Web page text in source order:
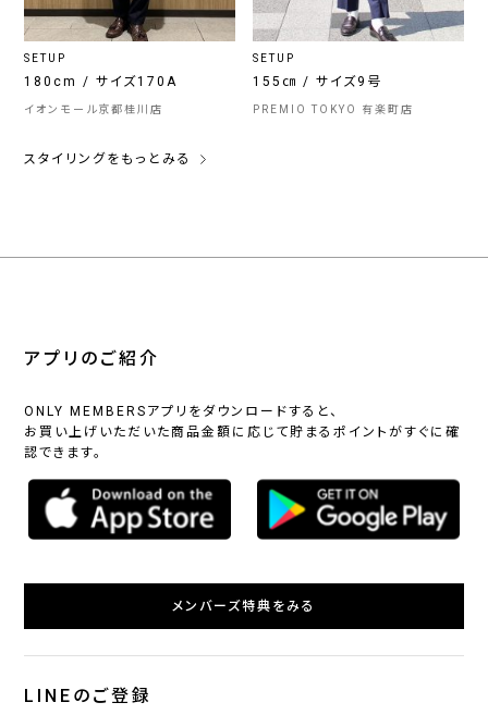
SETUP
180cm / サイズ170A
イオンモール京都桂川店
SETUP
155㎝ / サイズ9号
PREMIO TOKYO 有楽町店
スタイリングをもっとみる
アプリのご紹介
ONLY MEMBERSアプリをダウンロードすると、
お買い上げいただいた商品金額に応じて貯まるポイントがすぐに確
認できます。
メンバーズ特典をみる
LINEのご登録